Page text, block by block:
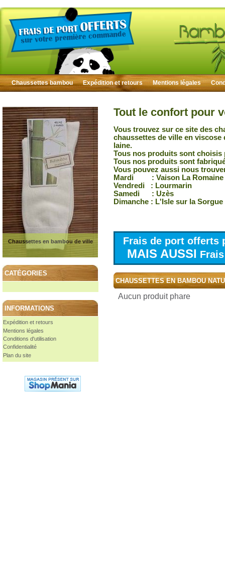
Chaussettes bambou Expédition et retours Mentions légales
Chaussettes en bambou de ville
CATÉGORIES
INFORMATIONS
Expédition et retours
Mentions légales
Conditions d'utilisation
Confidentialité
Plan du site
Tout le confort pour
Vous trouvez sur ce site des
chaussettes de ville en
laine.
Tous nos produits sont choisis
Tous nos produits sont
Vous pouvez aussi nous
Mardi : Vaison La Romaine
Vendredi : Lourmarin
Samedi : Uzès
Dimanche : L'Isle sur la Sorgue
Frais de port offerts
MAIS AUSSI
CHAUSSETTES EN BAMBOU
Aucun produit phare